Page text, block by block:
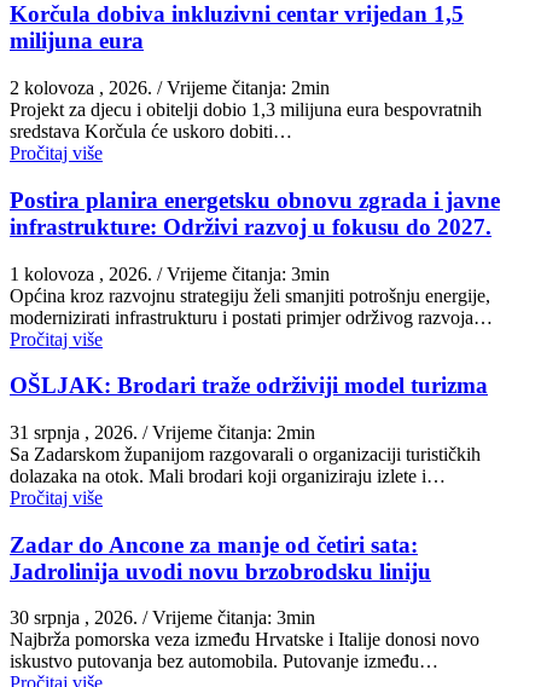
Korčula dobiva inkluzivni centar vrijedan 1,5
milijuna eura
2 kolovoza , 2026. / Vrijeme čitanja: 2min
Projekt za djecu i obitelji dobio 1,3 milijuna eura bespovratnih
sredstava Korčula će uskoro dobiti…
Pročitaj više
Postira planira energetsku obnovu zgrada i javne
infrastrukture: Održivi razvoj u fokusu do 2027.
1 kolovoza , 2026. / Vrijeme čitanja: 3min
Općina kroz razvojnu strategiju želi smanjiti potrošnju energije,
modernizirati infrastrukturu i postati primjer održivog razvoja…
Pročitaj više
OŠLJAK: Brodari traže održiviji model turizma
31 srpnja , 2026. / Vrijeme čitanja: 2min
Sa Zadarskom županijom razgovarali o organizaciji turističkih
dolazaka na otok. Mali brodari koji organiziraju izlete i…
Pročitaj više
Zadar do Ancone za manje od četiri sata:
Jadrolinija uvodi novu brzobrodsku liniju
30 srpnja , 2026. / Vrijeme čitanja: 3min
Najbrža pomorska veza između Hrvatske i Italije donosi novo
iskustvo putovanja bez automobila. Putovanje između…